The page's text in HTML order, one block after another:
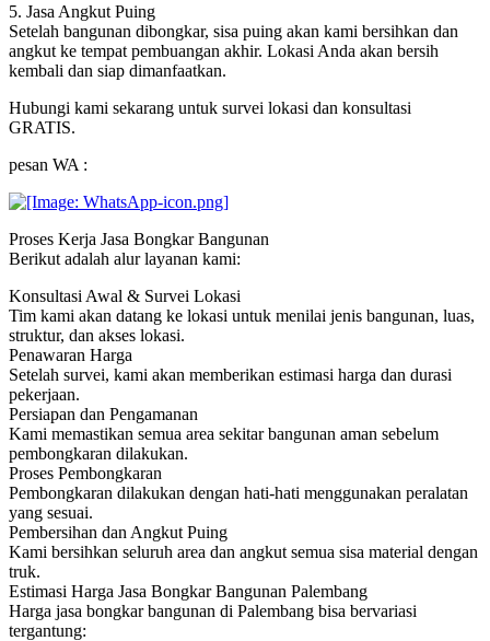
5. Jasa Angkut Puing
Setelah bangunan dibongkar, sisa puing akan kami bersihkan dan
angkut ke tempat pembuangan akhir. Lokasi Anda akan bersih
kembali dan siap dimanfaatkan.
Hubungi kami sekarang untuk survei lokasi dan konsultasi
GRATIS.
pesan WA :
Proses Kerja Jasa Bongkar Bangunan
Berikut adalah alur layanan kami:
Konsultasi Awal & Survei Lokasi
Tim kami akan datang ke lokasi untuk menilai jenis bangunan, luas,
struktur, dan akses lokasi.
Penawaran Harga
Setelah survei, kami akan memberikan estimasi harga dan durasi
pekerjaan.
Persiapan dan Pengamanan
Kami memastikan semua area sekitar bangunan aman sebelum
pembongkaran dilakukan.
Proses Pembongkaran
Pembongkaran dilakukan dengan hati-hati menggunakan peralatan
yang sesuai.
Pembersihan dan Angkut Puing
Kami bersihkan seluruh area dan angkut semua sisa material dengan
truk.
Estimasi Harga Jasa Bongkar Bangunan Palembang
Harga jasa bongkar bangunan di Palembang bisa bervariasi
tergantung: